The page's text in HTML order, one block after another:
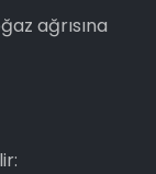
ağrısına